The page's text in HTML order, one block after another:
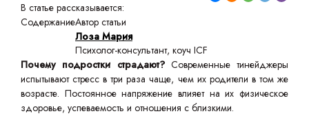
В статье рассказывается:
СодержаниеАвтор статьи
Лоза Мария
Психолог-консультант, коуч ICF
Почему подростки страдают?Современные тинейджеры
испытывают стресс в три раза чаще, чем их родители в том же
возрасте. Постоянное напряжение влияет на их физическое
здоровье, успеваемость и отношения с близкими.